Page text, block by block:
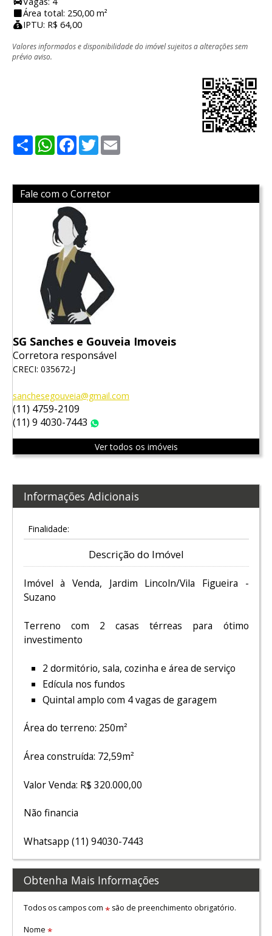
Área total: 250,00 m²
IPTU: R$ 64,00
Valores informados e disponibilidade do imóvel sujeitos a alterações sem
prévio aviso.
ShareWhatsApp
Facebook
Twitter
Fale com o Corretor
SG Sanches e Gouveia Imoveis
Corretora responsável
CRECI: 035672-J
sanchesegouveia@gmail.com
(11) 4759-2109
(11) 9 4030-7443
Ver todos os imóveis
Informações Adicionais
Finalidade:
Descrição do Imóvel
Imóvel à Venda, Jardim Lincoln/Vila Figueira -
Suzano
Terreno com 2 casas térreas para ótimo
investimento
2 dormitório, sala, cozinha e área de serviço
Edícula nos fundos
Quintal amplo com 4 vagas de garagem
Área do terreno: 250m²
Área construída: 72,59m²
Valor Venda: R$ 320.000,00
Não financia
Whatsapp (11) 94030-7443
Obtenha Mais Informações
Todos os campos com *são de preenchimento obrigatório.
Nome *